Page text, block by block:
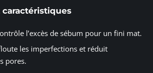
l’excès de sébum pour un fini mat.
les imperfections et réduit
pores.